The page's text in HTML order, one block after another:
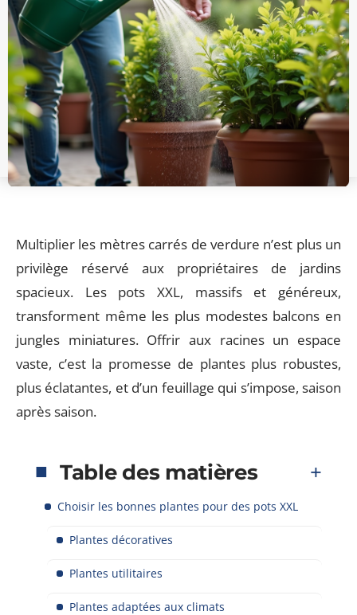
Multiplier les mètres carrés de verdure n’est plus un
privilège réservé aux propriétaires de jardins
spacieux. Les pots XXL, massifs et généreux,
transforment même les plus modestes balcons en
jungles miniatures. Offrir aux racines un espace
vaste, c’est la promesse de plantes plus robustes,
plus éclatantes, et d’un feuillage qui s’impose, saison
après saison.
Table des matières
Choisir les bonnes plantes pour des pots XXL
Plantes décoratives
Plantes utilitaires
Plantes adaptées aux climats